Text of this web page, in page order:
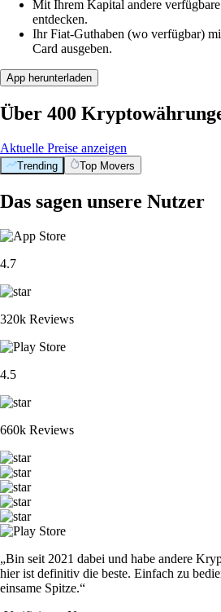
Mit Ihrem Kapital andere
entdecken.
Ihr Fiat-Guthaben (wo verfügbar)
Card ausgeben.
App herunterladen
Über 400
Aktuelle Preise anzeigen
Trending Top Movers
Das sagen unsere Nutzer
4.7
320k Reviews
4.5
660k Reviews
„Bin seit 2021 dabei und habe andere
hier ist definitiv die beste. Einfach zu
einsame Spitze.“